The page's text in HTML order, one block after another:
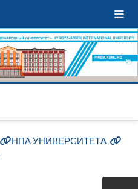
НПА УНИВЕРСИТЕТА